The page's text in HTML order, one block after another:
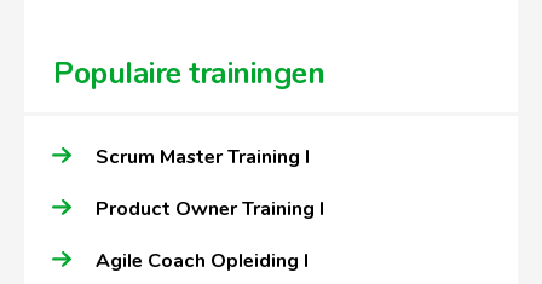
Populaire trainingen
Scrum Master Training I
Product Owner Training I
Agile Coach Opleiding I